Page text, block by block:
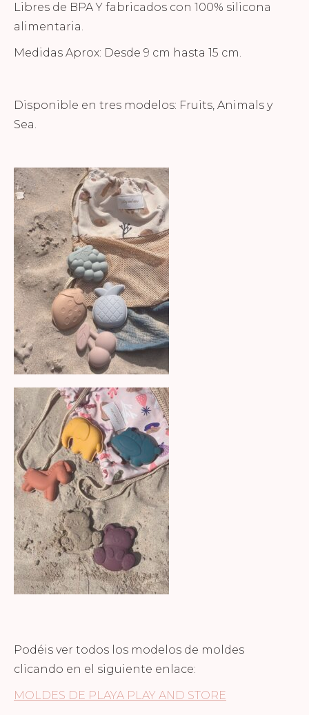
Libres de BPA Y fabricados con 100% silicona
alimentaria.
Medidas Aprox: Desde 9 cm hasta 15 cm.
Disponible en tres modelos: Fruits, Animals y
Sea.
Podéis ver todos los modelos de moldes
clicando en el siguiente enlace:
MOLDES DE PLAYA PLAY AND STORE